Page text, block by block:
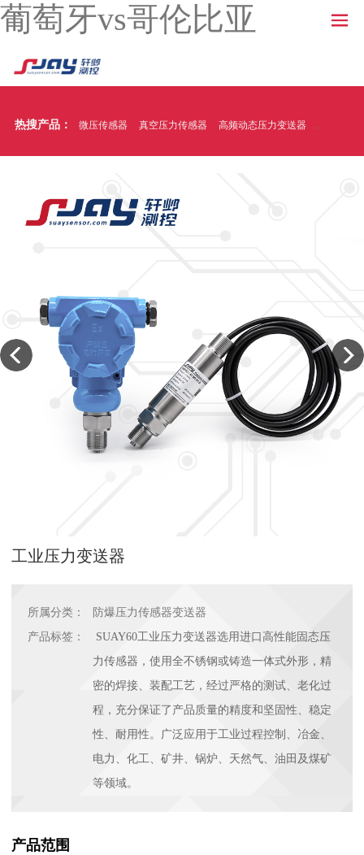
葡萄牙vs哥伦比亚
热搜产品： 微压传感器 真空压力传感器 高频动态压力变送器 温压一体
工业压力变送器
所属分类：
防爆压力传感器变送器
产品标签：
SUAY60工业压力变送器选用进口高性能固态压
力传感器，使用全不锈钢或铸造一体式外形，精
密的焊接、装配工艺，经过严格的测试、老化过
程，充分保证了产品质量的精度和坚固性、稳定
性、耐用性。广泛应用于工业过程控制、冶金、
电力、化工、矿井、锅炉、天然气、油田及煤矿
等领域。
产品范围